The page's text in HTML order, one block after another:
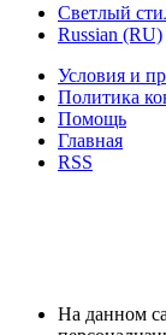
Светлый
Russian (RU)
Условия и
Политика
Помощь
Главная
RSS
На данном